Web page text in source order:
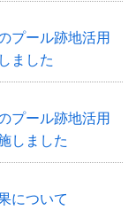
プール跡地活用
ました
プール跡地活用
しました
について